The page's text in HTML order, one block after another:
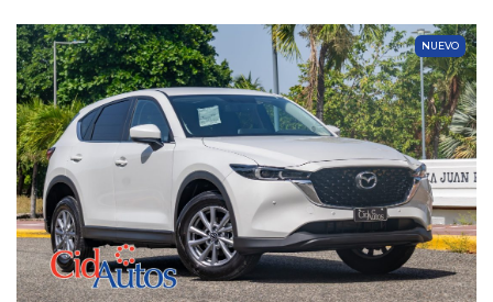
NUEVO